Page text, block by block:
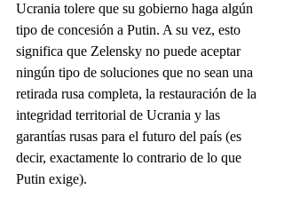
Ucrania tolere que su gobierno haga algún
tipo de concesión a Putin. A su vez, esto
significa que Zelensky no puede aceptar
ningún tipo de soluciones que no sean una
retirada rusa completa, la restauración de la
integridad territorial de Ucrania y las
garantías rusas para el futuro del país (es
decir, exactamente lo contrario de lo que
Putin exige).